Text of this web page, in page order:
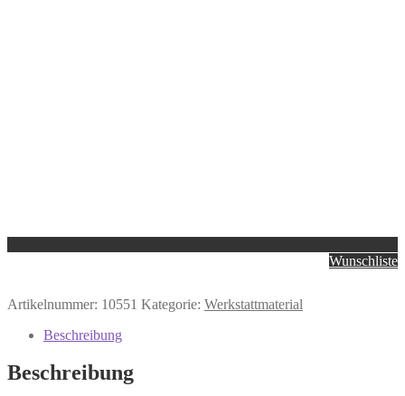
Wunschliste
Artikelnummer: 10551 Kategorie: Werkstattmaterial
Beschreibung
Beschreibung